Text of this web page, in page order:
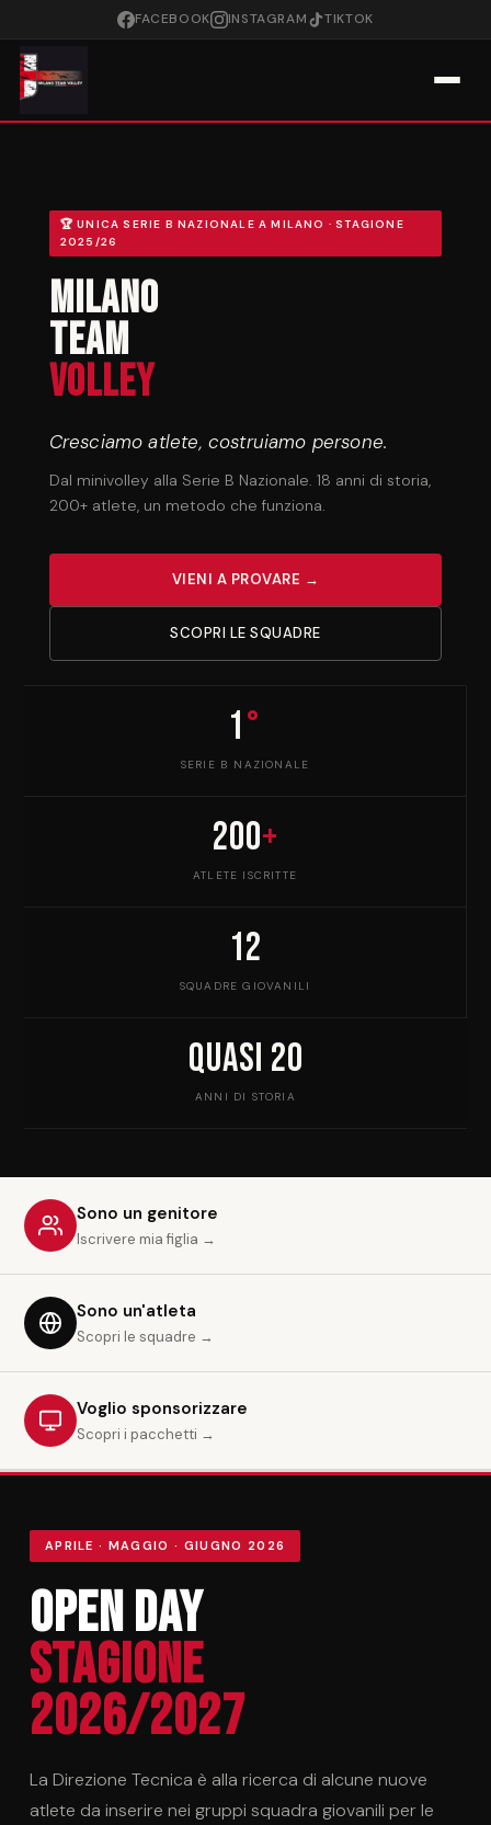
FACEBOOK INSTAGRAM TIKTOK
🏆 UNICA SERIE B NAZIONALE A MILANO · STAGIONE
2025/26
Milano
Team
Volley
Cresciamo atlete, costruiamo persone.
Dal minivolley alla Serie B Nazionale. 18 anni di storia,
200+ atlete, un metodo che funziona.
VIENI A PROVARE →
SCOPRI LE SQUADRE
1°
SERIE B NAZIONALE
200+
ATLETE ISCRITTE
12
SQUADRE GIOVANILI
Quasi 20
ANNI DI STORIA
Sono un genitore
Iscrivere mia figlia →
Sono un'atleta
Scopri le squadre →
Voglio sponsorizzare
Scopri i pacchetti →
APRILE · MAGGIO · GIUGNO 2026
Open Day
Stagione
2026/2027
La Direzione Tecnica è alla ricerca di alcune nuove
atlete da inserire nei gruppi squadra giovanili per le